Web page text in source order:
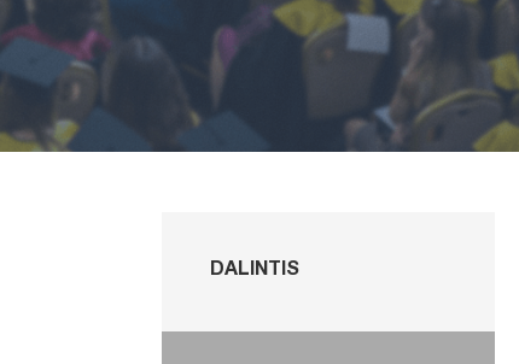
DALINTIS